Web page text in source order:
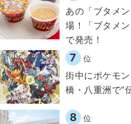
あの「ブタメ
場！「ブタメ
で発売！
7 位
街中にポケモ
橋・八重洲で“
8 位